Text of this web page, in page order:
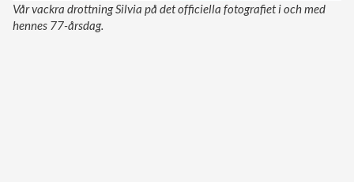
Vår vackra drottning Silvia på det officiella fotografiet i och med
hennes 77-årsdag.